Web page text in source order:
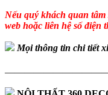
Nếu quý khách quan
web hoặc liên hệ số điện
Mọi thông tin chi tiết